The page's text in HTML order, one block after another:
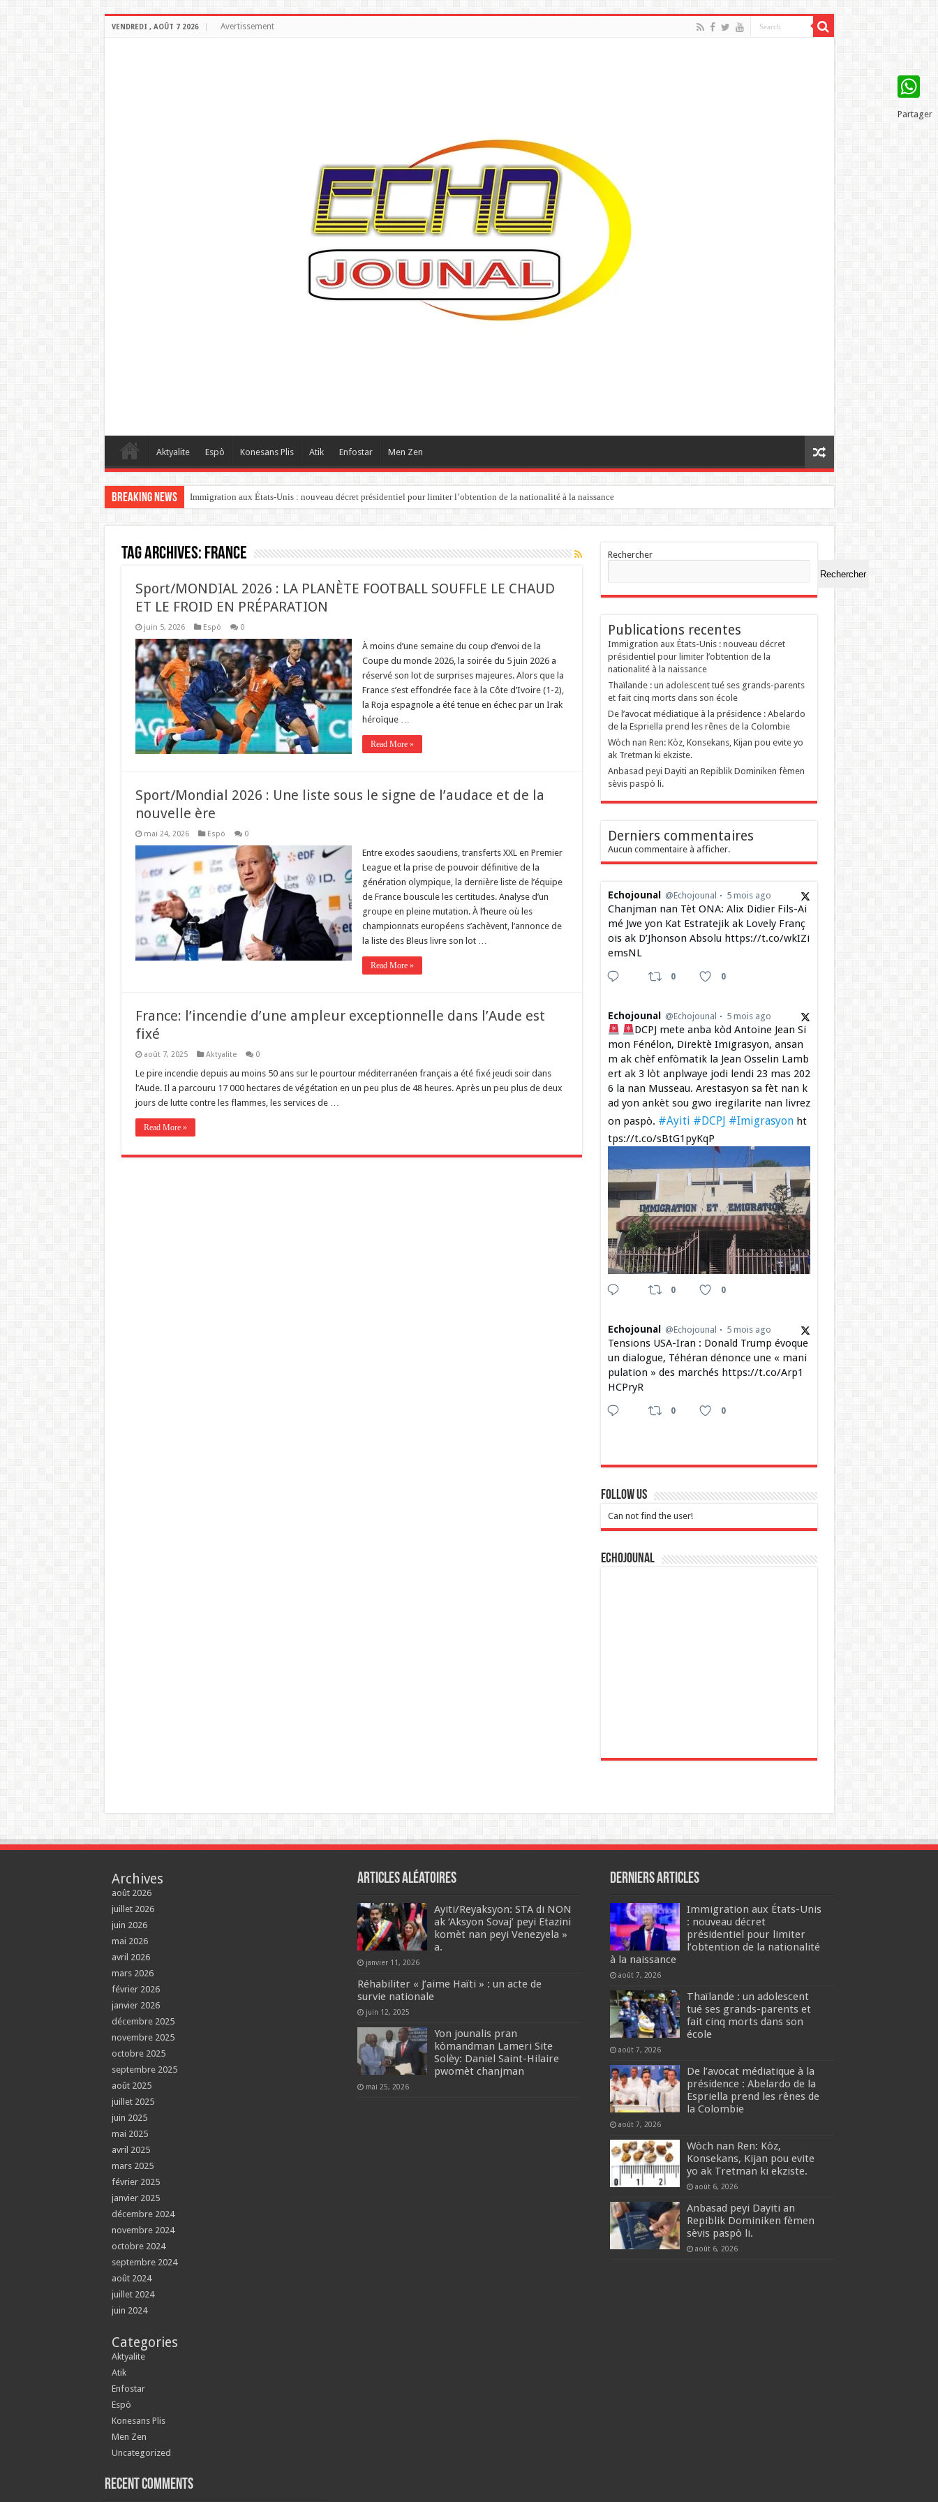
VENDREDI , AOÛT 7 2026 Avertissement
Aktyalite Espò Konesans Plis Atik Enfostar Men Zen
Breaking News Immigration aux États-Unis : nouveau décret présidentiel pour limiter l’obtention de la nationalité à la naissance
Tag Archives: FRANCE
Sport/MONDIAL 2026 : LA PLANÈTE FOOTBALL SOUFFLE LE CHAUD
ET LE FROID EN PRÉPARATION
juin 5, 2026 Espò 0
À moins d’une semaine du coup d’envoi de la
Coupe du monde 2026, la soirée du 5 juin 2026 a
réservé son lot de surprises majeures. Alors que la
France s’est effondrée face à la Côte d’Ivoire (1-2),
la Roja espagnole a été tenue en échec par un Irak
héroïque …
Read More »
Sport/Mondial 2026 : Une liste sous le signe de l’audace et de la
nouvelle ère
mai 24, 2026 Espò 0
Entre exodes saoudiens, transferts XXL en Premier
League et la prise de pouvoir définitive de la
génération olympique, la dernière liste de l’équipe
de France bouscule les certitudes. Analyse d’un
groupe en pleine mutation. À l’heure où les
championnats européens s’achèvent, l’annonce de
la liste des Bleus livre son lot …
Read More »
France: l’incendie d’une ampleur exceptionnelle dans l’Aude est
fixé
août 7, 2025 Aktyalite 0
Le pire incendie depuis au moins 50 ans sur le pourtour méditerranéen français a été fixé jeudi soir dans
l’Aude. Il a parcouru 17 000 hectares de végétation en un peu plus de 48 heures. Après un peu plus de deux
jours de lutte contre les flammes, les services de …
Read More »
Rechercher
Rechercher
Publications recentes
Immigration aux États-Unis : nouveau décret
présidentiel pour limiter l’obtention de la
nationalité à la naissance
Thaïlande : un adolescent tué ses grands-parents
et fait cinq morts dans son école
De l’avocat médiatique à la présidence : Abelardo
de la Espriella prend les rênes de la Colombie
Wòch nan Ren: Kòz, Konsekans, Kijan pou evite yo
ak Tretman ki ekziste.
Anbasad peyi Dayiti an Repiblik Dominiken fèmen
sèvis paspò li.
Derniers commentaires
Aucun commentaire à afficher.
Echojounal @Echojounal 5 mois ago
Chanjman nan Tèt ONA: Alix Didier Fils-Ai
mé Jwe yon Kat Estratejik ak Lovely Franç
ois ak D’Jhonson Absolu https://t.co/wkIZi
emsNL
0 0
Echojounal @Echojounal 5 mois ago
DCPJ mete anba kòd Antoine Jean Si
mon Fénélon, Direktè Imigrasyon, ansan
m ak chèf enfòmatik la Jean Osselin Lamb
ert ak 3 lòt anplwaye jodi lendi 23 mas 202
6 la nan Musseau. Arestasyon sa fèt nan k
ad yon ankèt sou gwo iregilarite nan livrez
on paspò. #Ayiti #DCPJ #Imigrasyonht
tps://t.co/sBtG1pyKqP
0 0
Echojounal @Echojounal 5 mois ago
Tensions USA-Iran : Donald Trump évoque
un dialogue, Téhéran dénonce une « mani
pulation » des marchés https://t.co/Arp1
HCPryR
0 0
Follow Us
Can not find the user!
Echojounal
Archives
août 2026
juillet 2026
juin 2026
mai 2026
avril 2026
mars 2026
février 2026
janvier 2026
décembre 2025
novembre 2025
octobre 2025
septembre 2025
août 2025
juillet 2025
juin 2025
mai 2025
avril 2025
mars 2025
février 2025
janvier 2025
décembre 2024
novembre 2024
octobre 2024
septembre 2024
août 2024
juillet 2024
juin 2024
Categories
Aktyalite
Atik
Enfostar
Espò
Konesans Plis
Men Zen
Uncategorized
Recent Comments
Articles aléatoires
‎Ayiti/Reyaksyon: STA di NON
ak ‘Aksyon Sovaj’ peyi Etazini
komèt nan peyi Venezyela »
a.
janvier 11, 2026
Réhabiliter « J’aime Haïti » : un acte de
survie nationale
juin 12, 2025
Yon jounalis pran
kòmandman Lameri Site
Solèy: Daniel Saint-Hilaire
pwomèt chanjman
mai 25, 2026
Derniers articles
Immigration aux États-Unis
: nouveau décret
présidentiel pour limiter
l’obtention de la nationalité
à la naissance
août 7, 2026
Thaïlande : un adolescent
tué ses grands-parents et
fait cinq morts dans son
école
août 7, 2026
De l’avocat médiatique à la
présidence : Abelardo de la
Espriella prend les rênes de
la Colombie
août 7, 2026
Wòch nan Ren: Kòz,
Konsekans, Kijan pou evite
yo ak Tretman ki ekziste.
août 6, 2026
Anbasad peyi Dayiti an
Repiblik Dominiken fèmen
sèvis paspò li.
août 6, 2026
WhatsApp
Partager